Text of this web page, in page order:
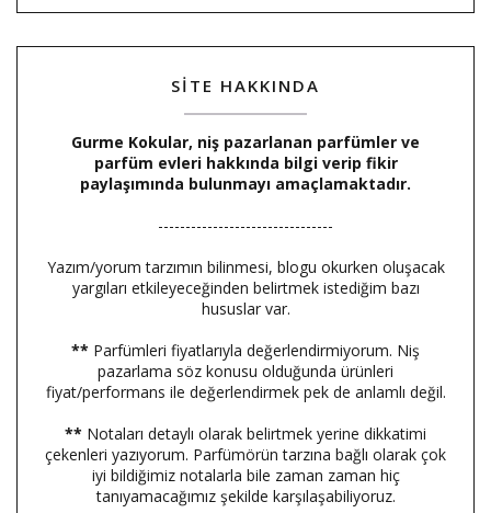
SİTE HAKKINDA
Gurme Kokular, niş pazarlanan parfümler ve
parfüm evleri hakkında bilgi verip fikir
paylaşımında bulunmayı amaçlamaktadır.
--------------------------------
Yazım/yorum tarzımın bilinmesi, blogu okurken oluşacak
yargıları etkileyeceğinden belirtmek istediğim bazı
hususlar var.
** Parfümleri fiyatlarıyla değerlendirmiyorum. Niş
pazarlama söz konusu olduğunda ürünleri
fiyat/performans ile değerlendirmek pek de anlamlı değil.
** Notaları detaylı olarak belirtmek yerine dikkatimi
çekenleri yazıyorum. Parfümörün tarzına bağlı olarak çok
iyi bildiğimiz notalarla bile zaman zaman hiç
tanıyamacağımız şekilde karşılaşabiliyoruz.